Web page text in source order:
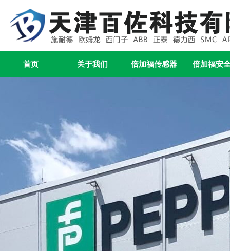
首页 关于我们 倍加福传感器 倍加福安